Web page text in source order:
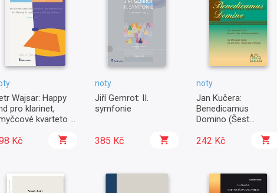
Wajsar: Happy
pro klarinet,
kvarteto a
Kč
noty
Jiří Gemrot: II.
symfonie
385 Kč
noty
Jan Kučera:
Benedicamus
Domino (Šest
242 Kč